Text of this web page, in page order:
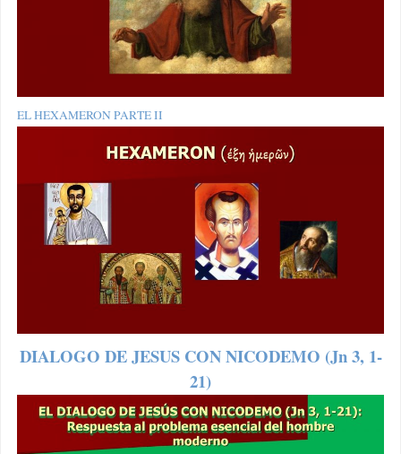
EL HEXAMERON PARTE II
DIALOGO DE JESUS CON NICODEMO (Jn 3, 1-
21)